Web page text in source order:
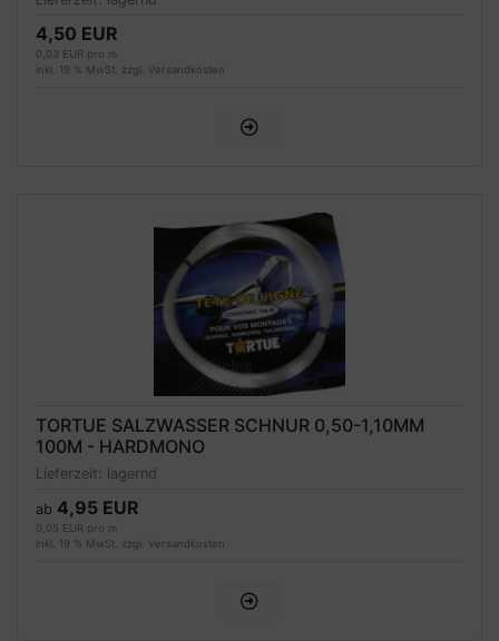
4,50 EUR
0,03 EUR pro m
inkl. 19 % MwSt. zzgl. Versandkosten
TORTUE SALZWASSER SCHNUR 0,50-1,10MM
100M - HARDMONO
Lieferzeit: lagernd
ab 4,95 EUR
0,05 EUR pro m
inkl. 19 % MwSt. zzgl. Versandkosten